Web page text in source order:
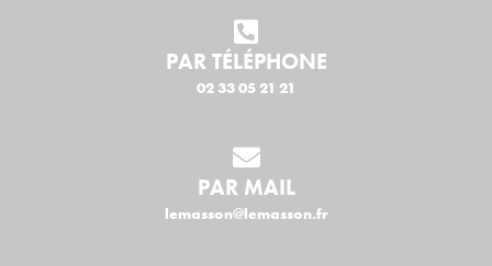
PAR TÉLÉPHONE
02 33 05 21 21
PAR MAIL
lemasson@lemasson.fr